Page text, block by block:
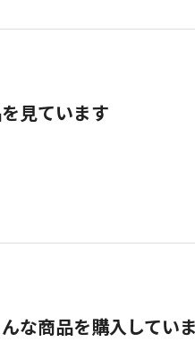
見ています
な商品を購入していま